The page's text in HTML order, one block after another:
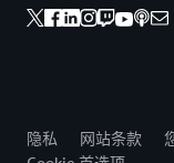
隐私 网站条款